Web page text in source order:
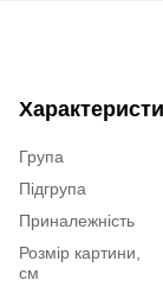
Група
Підгрупа
Приналежність
Розмір картини,
см